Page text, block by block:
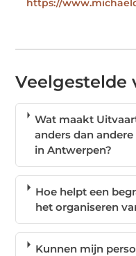
https://
Veelgestelde
Wat maakt
anders dan
in Antwerpen?
Hoe helpt een
het organiseren
Kunnen mijn